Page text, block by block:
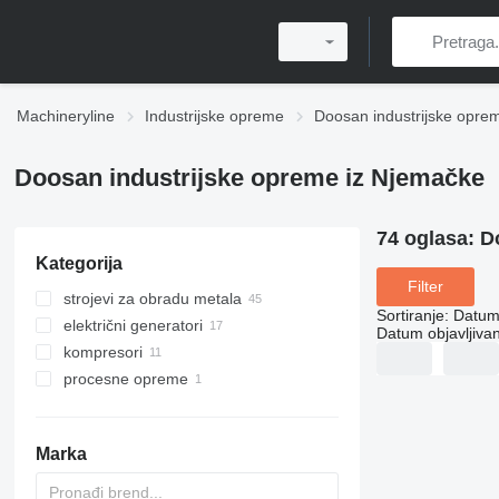
Machineryline Industrijske opreme Doosan industrijske
Doosan industrijske opreme iz Njemačke
Kategorija
strojevi za obradu metala
strugovi za metal
obradni centri
električni generatori
diesel generatori
rasvjetni tornjevi
kompresori
mobilni kompresori
procesne opreme
Marka
74 oglasa:
Filter
Sortiranje:
Datum